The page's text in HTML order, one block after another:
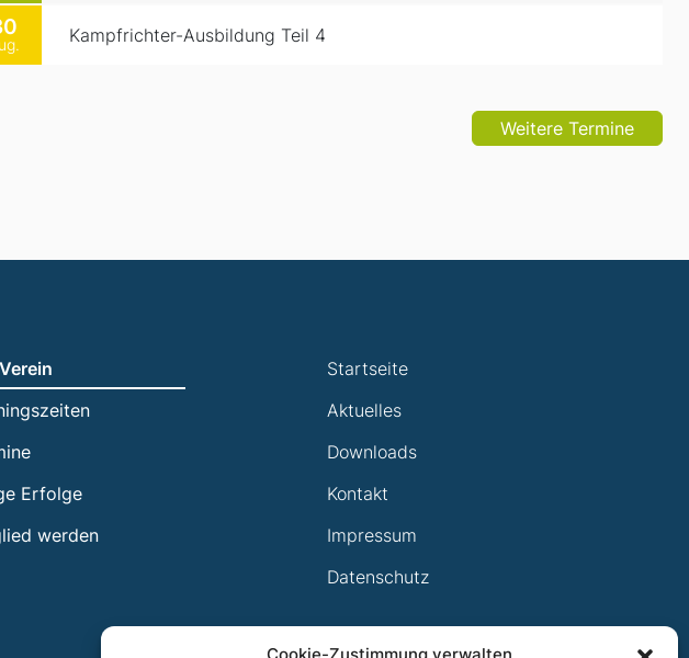
Kampfrichter-Ausbildung Teil 4
Weitere Termine
Erfolge
werden
Startseite
Aktuelles
Downloads
Kontakt
Impressum
Datenschutz